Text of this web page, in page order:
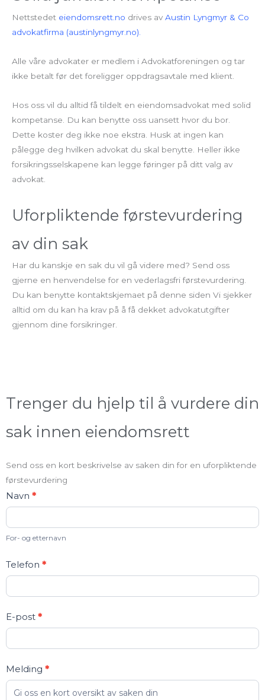
Nettstedet eiendomsrett.no drives av Austin Lyngmyr & Co
advokatfirma (austinlyngmyr.no).
Alle våre advokater er medlem i Advokatforeningen og tar
ikke betalt før det foreligger oppdragsavtale med klient.
Hos oss vil du alltid få tildelt en eiendomsadvokat med solid
kompetanse. Du kan benytte oss uansett hvor du bor.
Dette koster deg ikke noe ekstra. Husk at ingen kan
pålegge deg hvilken advokat du skal benytte. Heller ikke
forsikringsselskapene kan legge føringer på ditt valg av
advokat.
Uforpliktende førstevurdering
av din sak
Har du kanskje en sak du vil gå videre med? Send oss
gjerne en henvendelse for en vederlagsfri førstevurdering.
Du kan benytte kontaktskjemaet på denne siden Vi sjekker
alltid om du kan ha krav på å få dekket advokatutgifter
gjennom dine forsikringer.
Trenger du hjelp til å vurdere din
sak innen eiendomsrett
Send oss en kort beskrivelse av saken din for en uforpliktende
førstevurdering
Kontakt
oss
Navn *
For- og etternavn
Telefon *
E-post *
Melding *